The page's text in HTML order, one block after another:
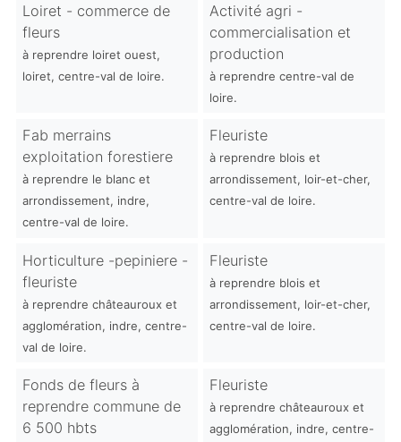
Loiret - commerce de
fleurs
à reprendre loiret ouest,
loiret, centre-val de loire.
Activité agri -
commercialisation et
production
à reprendre centre-val de
loire.
Fab merrains
exploitation forestiere
à reprendre le blanc et
arrondissement, indre,
centre-val de loire.
Fleuriste
à reprendre blois et
arrondissement, loir-et-cher,
centre-val de loire.
Horticulture -pepiniere -
fleuriste
à reprendre châteauroux et
agglomération, indre, centre-
val de loire.
Fleuriste
à reprendre blois et
arrondissement, loir-et-cher,
centre-val de loire.
Fonds de fleurs à
reprendre commune de
6 500 hbts
Fleuriste
à reprendre châteauroux et
agglomération, indre, centre-